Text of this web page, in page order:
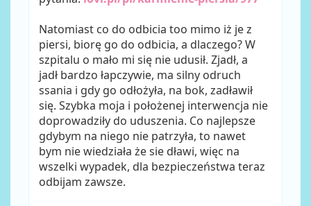
Natomiast co do odbicia too mimo iż je z
piersi, biorę go do odbicia, a dlaczego? W
szpitalu o mało mi się nie udusił. Zjadł, a
jadł bardzo łapczywie, ma silny odruch
ssania i gdy go odłożyła, na bok, zadławił
się. Szybka moja i położenej interwencja nie
doprowadziły do uduszenia. Co najlepsze
gdybym na niego nie patrzyła, to nawet
bym nie wiedziała że sie dławi, więc na
wszelki wypadek, dla bezpieczeństwa teraz
odbijam zawsze.